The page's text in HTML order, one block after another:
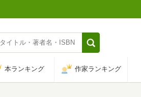
本ランキング 作家ランキング